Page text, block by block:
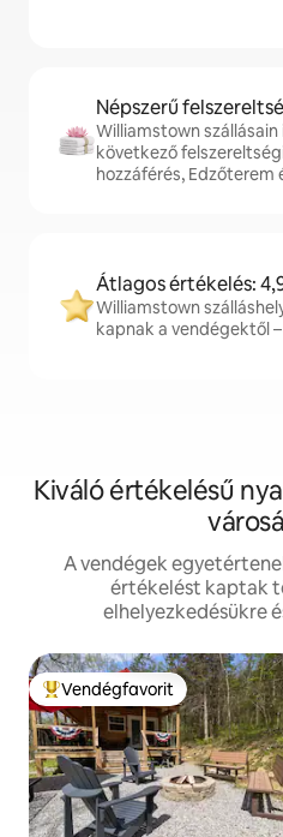
Népszerű
Williamstown
következő
hozzáférés, Edzőterem
Átlagos értékelés:
Williamstown
kapnak a vendégektől
Kiváló értékelésű
A vendégek
értékelést kaptak
elhelyezkedésükre
Kiemelt vendégfavorit
Vendégfavorit